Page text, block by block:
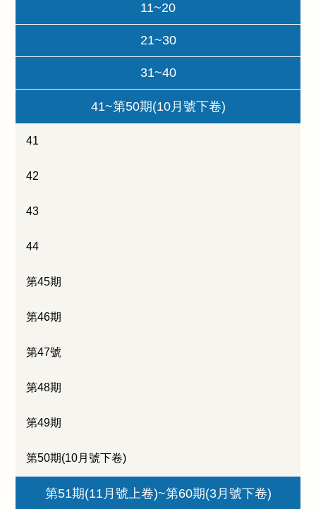
11~20
21~30
31~40
41~第50期(10月號下卷)
41
42
43
44
第45期
第46期
第47號
第48期
第49期
第50期(10月號下卷)
第51期(11月號上卷)~第60期(3月號下卷)